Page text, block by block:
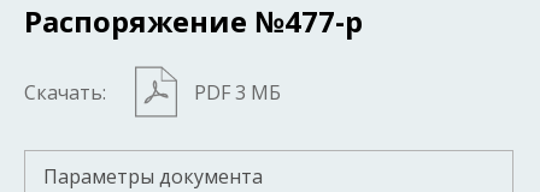
Распоряжение №477-р
Скачать: PDF 3 МБ
Параметры документа